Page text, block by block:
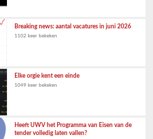
Breaking news: aantal vacatures in juni 2026
1102 keer bekeken
Elke orgie kent een einde
1049 keer bekeken
Heeft UWV het Programma van Eisen van de
tender volledig laten vallen?